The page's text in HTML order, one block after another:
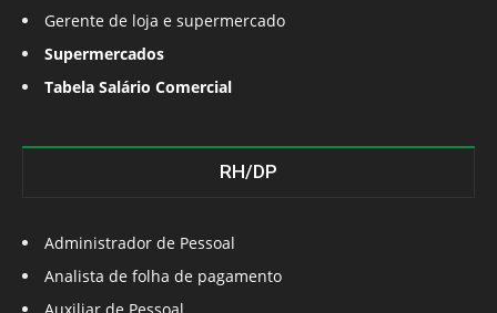
Gerente de loja e supermercado
Supermercados
Tabela Salário Comercial
RH/DP
Administrador de Pessoal
Analista de folha de pagamento